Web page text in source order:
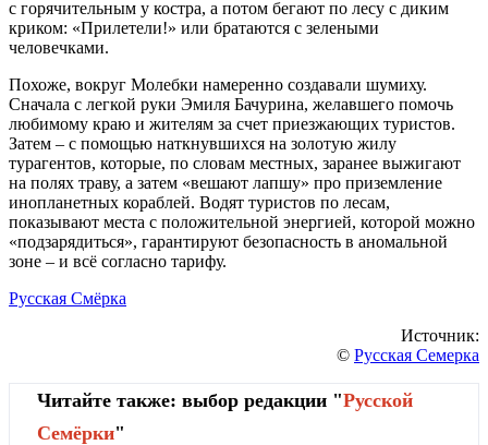
с горячительным у костра, а потом бегают по лесу с диким
криком: «Прилетели!» или братаются с зелеными
человечками.
Похоже, вокруг Молебки намеренно создавали шумиху.
Сначала с легкой руки Эмиля Бачурина, желавшего помочь
любимому краю и жителям за счет приезжающих туристов.
Затем – с помощью наткнувшихся на золотую жилу
турагентов, которые, по словам местных, заранее выжигают
на полях траву, а затем «вешают лапшу» про приземление
инопланетных кораблей. Водят туристов по лесам,
показывают места с положительной энергией, которой можно
«подзарядиться», гарантируют безопасность в аномальной
зоне – и всё согласно тарифу.
Русская Смёрка
Источник:
© Русская Семерка
Читайте также: выбор редакции "Русской
Cемёрки"